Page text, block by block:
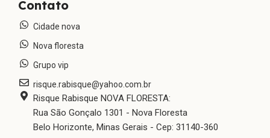
Contato
Cidade nova
Nova floresta
Grupo vip
risque.rabisque@yahoo.com.br
Risque Rabisque NOVA FLORESTA:
Rua São Gonçalo 1301 - Nova Floresta
Belo Horizonte, Minas Gerais - Cep: 31140-360